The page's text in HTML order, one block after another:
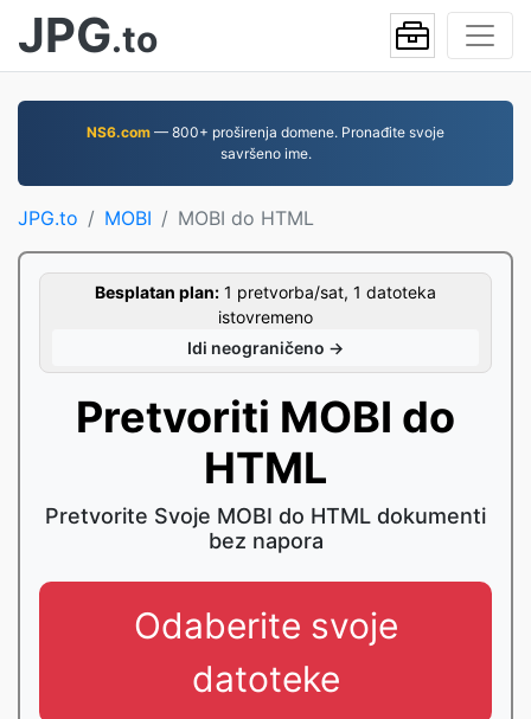
JPG.to
NS6.com — 800+ proširenja domene. Pronađite svoje
savršeno ime.
JPG.to MOBI MOBI do HTML
Besplatan plan: 1 pretvorba/sat, 1 datoteka
istovremeno
Idi neograničeno →
Pretvoriti MOBI do
HTML
Pretvorite Svoje MOBI do HTML dokumenti
bez napora
Odaberite svoje
datoteke